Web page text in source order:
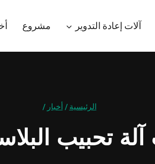
آلات إعادة التدوير مشروع
الرئيسية / أخبار /
تحبيب